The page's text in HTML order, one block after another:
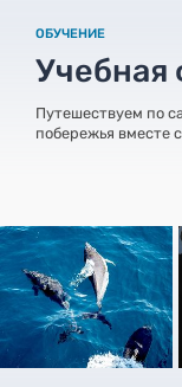
ОБУЧЕНИЕ
Учебная
Путешествуем по
побережья вместе